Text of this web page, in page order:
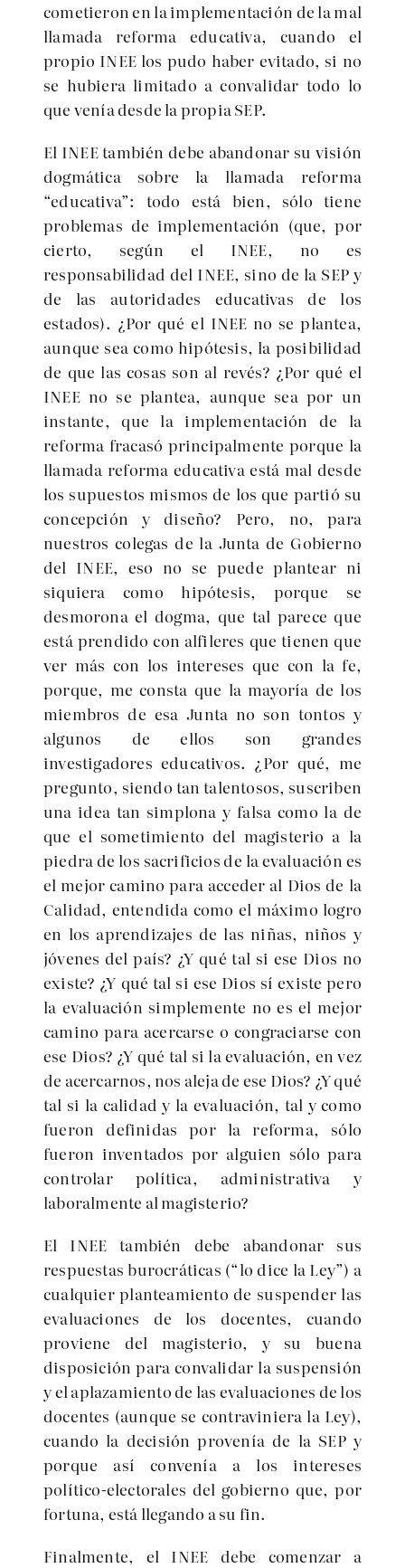
cometieron en la implementación de la mal
llamada reforma educativa, cuando el
propio INEE los pudo haber evitado, si no
se hubiera limitado a convalidar todo lo
que venía desde la propia SEP.
El INEE también debe abandonar su visión
dogmática sobre la llamada reforma
“educativa”: todo está bien, sólo tiene
problemas de implementación (que, por
cierto, según el INEE, no es
responsabilidad del INEE, sino de la SEP y
de las autoridades educativas de los
estados). ¿Por qué el INEE no se plantea,
aunque sea como hipótesis, la posibilidad
de que las cosas son al revés? ¿Por qué el
INEE no se plantea, aunque sea por un
instante, que la implementación de la
reforma fracasó principalmente porque la
llamada reforma educativa está mal desde
los supuestos mismos de los que partió su
concepción y diseño? Pero, no, para
nuestros colegas de la Junta de Gobierno
del INEE, eso no se puede plantear ni
siquiera como hipótesis, porque se
desmorona el dogma, que tal parece que
está prendido con alfileres que tienen que
ver más con los intereses que con la fe,
porque, me consta que la mayoría de los
miembros de esa Junta no son tontos y
algunos de ellos son grandes
investigadores educativos. ¿Por qué, me
pregunto, siendo tan talentosos, suscriben
una idea tan simplona y falsa como la de
que el sometimiento del magisterio a la
piedra de los sacrificios de la evaluación es
el mejor camino para acceder al Dios de la
Calidad, entendida como el máximo logro
en los aprendizajes de las niñas, niños y
jóvenes del país? ¿Y qué tal si ese Dios no
existe? ¿Y qué tal si ese Dios sí existe pero
la evaluación simplemente no es el mejor
camino para acercarse o congraciarse con
ese Dios? ¿Y qué tal si la evaluación, en vez
de acercarnos, nos aleja de ese Dios? ¿Y qué
tal si la calidad y la evaluación, tal y como
fueron definidas por la reforma, sólo
fueron inventados por alguien sólo para
controlar política, administrativa y
laboralmente al magisterio?
El INEE también debe abandonar sus
respuestas burocráticas (“lo dice la Ley”) a
cualquier planteamiento de suspender las
evaluaciones de los docentes, cuando
proviene del magisterio, y su buena
disposición para convalidar la suspensión
y el aplazamiento de las evaluaciones de los
docentes (aunque se contraviniera la Ley),
cuando la decisión provenía de la SEP y
porque así convenía a los intereses
político-electorales del gobierno que, por
fortuna, está llegando a su fin.
Finalmente, el INEE debe comenzar a